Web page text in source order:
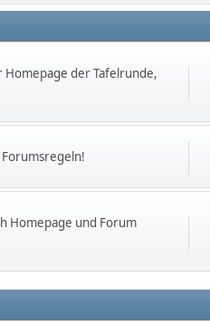
der Tafelrunde,
Homepage und Forum